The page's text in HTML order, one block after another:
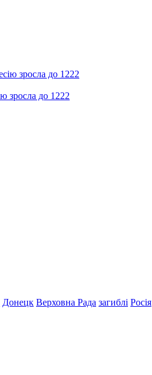
зросла до 1222
Донецк Верховна Рада загиблі Росія